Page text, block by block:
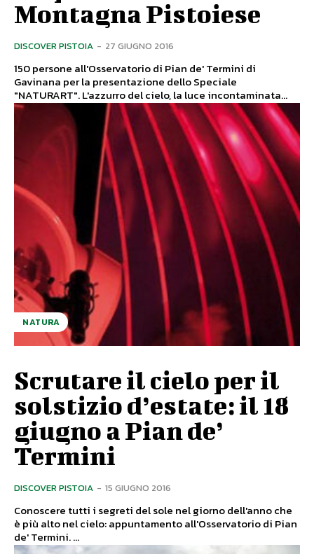
Montagna Pistoiese
DISCOVER PISTOIA - 27 GIUGNO 2016
150 persone all'Osservatorio di Pian de' Termini di
Gavinana per la presentazione dello Speciale
"NATURART". L'azzurro del cielo, la luce incontaminata...
NATURA
Scrutare il cielo per il
solstizio d’estate: il 18
giugno a Pian de’
Termini
DISCOVER PISTOIA - 15 GIUGNO 2016
Conoscere tutti i segreti del sole nel giorno dell'anno che
è più alto nel cielo: appuntamento all'Osservatorio di Pian
de' Termini. ...